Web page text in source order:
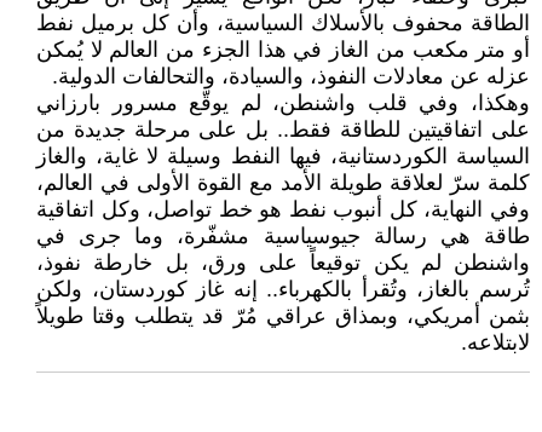
الطاقة محفوف بالأسلاك السياسية، وأن كل برميل نفط
أو متر مكعب من الغاز في هذا الجزء من العالم لا يُمكن
عزله عن معادلات النفوذ، والسيادة، والتحالفات الدولية.
وهكذا، وفي قلب واشنطن، لم يوقّع مسرور بارزاني
على اتفاقيتين للطاقة فقط.. بل على مرحلة جديدة من
السياسة الكوردستانية، فيها النفط وسيلة لا غاية، والغاز
كلمة سرّ لعلاقة طويلة الأمد مع القوة الأولى في العالم،
وفي النهاية، كل أنبوب نفط هو خط تواصل، وكل اتفاقية
طاقة هي رسالة جيوسياسية مشفّرة، وما جرى في
واشنطن لم يكن توقيعاً على ورق، بل خارطة نفوذ،
تُرسم بالغاز، وتُقرأ بالكهرباء.. إنه غاز كوردستان، ولكن
بثمن أمريكي، وبمذاق عراقي مُرّ قد يتطلب وقتا طويلاً
لابتلاعه.